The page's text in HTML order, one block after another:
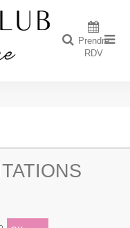
Prendre
RDV